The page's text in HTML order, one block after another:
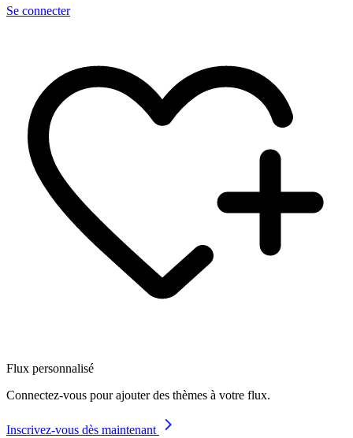
Se connecter
Flux personnalisé
Connectez-vous pour ajouter des thèmes à votre flux.
Inscrivez-vous dès maintenant